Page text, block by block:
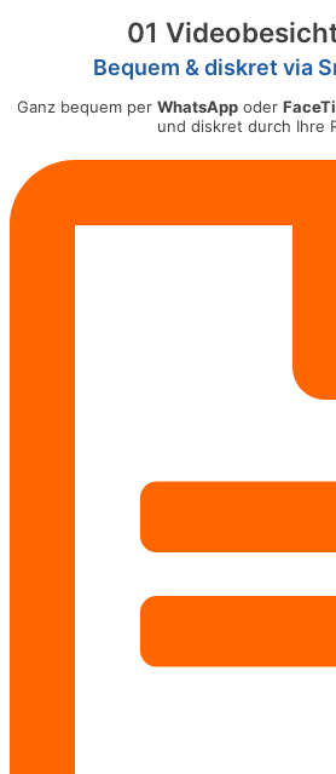
01
Bequem & diskret via
Ganz bequem per WhatsAppoder
und diskret durch Ihre